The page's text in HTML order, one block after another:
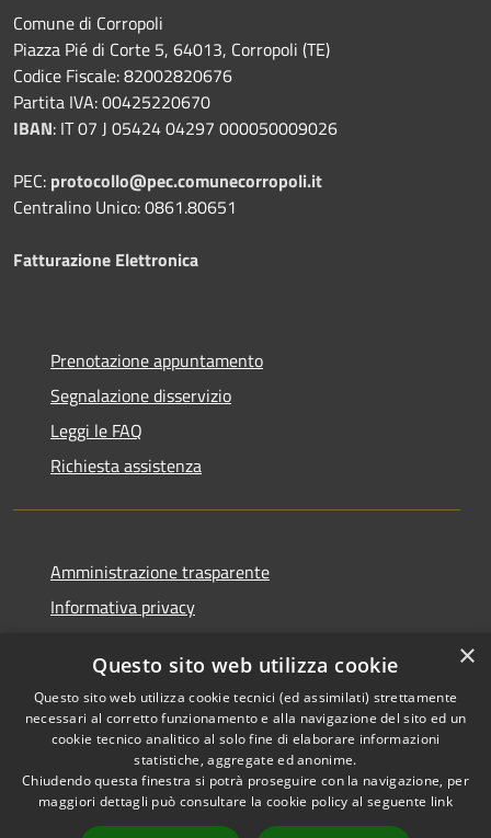
Comune di Corropoli
Piazza Pié di Corte 5, 64013, Corropoli (TE)
Codice Fiscale: 82002820676
Partita IVA: 00425220670
IBAN: IT 07 J 05424 04297 000050009026
PEC: protocollo@pec.comunecorropoli.it
Centralino Unico: 0861.80651
Fatturazione Elettronica
Prenotazione appuntamento
Segnalazione disservizio
Leggi le FAQ
Richiesta assistenza
Amministrazione trasparente
Informativa privacy
Dichiarazione di accessibilità
RSS
Accessibilità
Copyright © 2026 • Comune di
Corropoli • Powered by
×
Questo sito web utilizza cookie
Questo sito web utilizza cookie tecnici (ed assimilati) strettamente
necessari al corretto funzionamento e alla navigazione del sito ed un
cookie tecnico analitico al solo fine di elaborare informazioni
statistiche, aggregate ed anonime.
Chiudendo questa finestra si potrà proseguire con la navigazione, per
maggiori dettagli può consultare la cookie policy al seguente link